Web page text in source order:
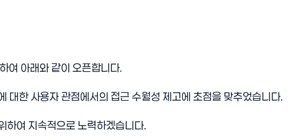
여 아래와 같이 오픈합니다.
대한 사용자 관점에서의 접근 수월성 제고에 초점을 맞추었습니다.
하여 지속적으로 노력하겠습니다.